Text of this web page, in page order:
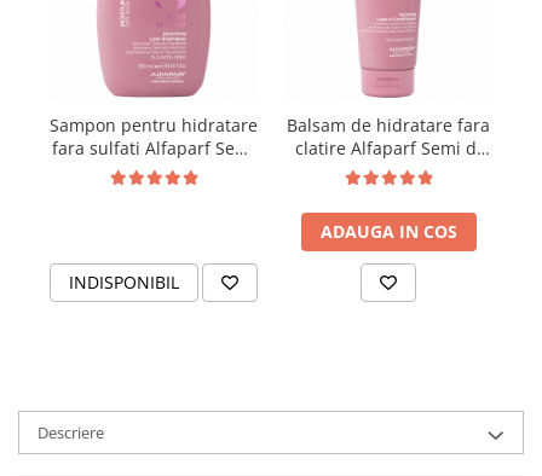
Sampon pentru hidratare
fara sulfati Alfaparf Semi
di Lino Moisture Nutritive
INDISPONIBIL
Balsam de hidratare fara
clatire Alfaparf Semi di
Lino Moisture Nutritiv
ml
ADAUGA IN COS
Descriere